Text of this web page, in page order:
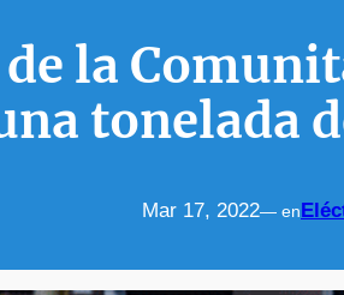
de la
tonelada
Mar 17, 2022— en